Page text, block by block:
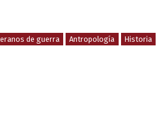
de guerra Antropología Historia